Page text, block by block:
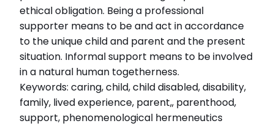
ethical obligation. Being a professional
supporter means to be and act in accordance
to the unique child and parent and the present
situation. Informal support means to be involved
in a natural human togetherness.
Keywords: caring, child, child disabled, disability,
family, lived experience, parent,, parenthood,
support, phenomenological hermeneutics